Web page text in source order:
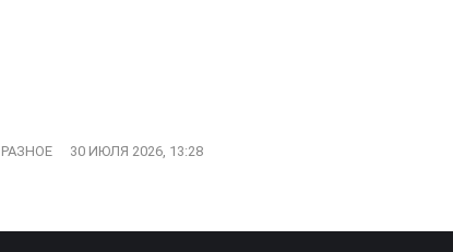
РАЗНОЕ 30 ИЮЛЯ 2026, 13:28